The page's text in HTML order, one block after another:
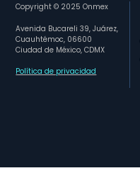
Copyright © 2025 Onmex
Avenida Bucareli 39, Juárez,
Cuauhtémoc, 06600
Ciudad de México, CDMX
Política de privacidad